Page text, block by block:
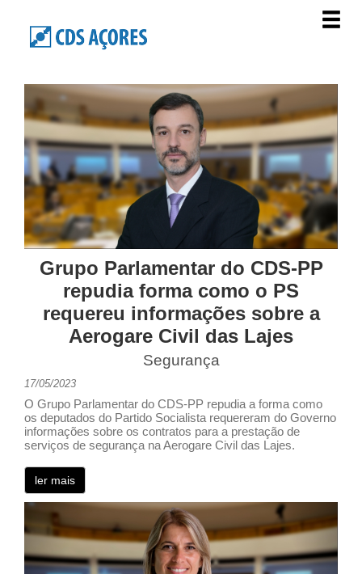
Grupo Parlamentar do CDS-PP
repudia forma como o PS
requereu informações sobre a
Aerogare Civil das Lajes
Segurança
17/05/2023
O Grupo Parlamentar do CDS-PP repudia a forma como
os deputados do Partido Socialista requereram do Governo
informações sobre os contratos para a prestação de
serviços de segurança na Aerogare Civil das Lajes.
ler mais